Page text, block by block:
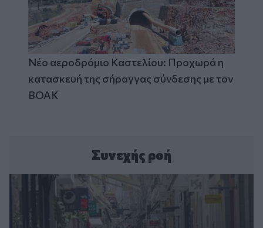
Νέο αεροδρόμιο Καστελίου: Προχωρά η
κατασκευή της σήραγγας σύνδεσης με τον
ΒΟΑΚ
Συνεχής ροή